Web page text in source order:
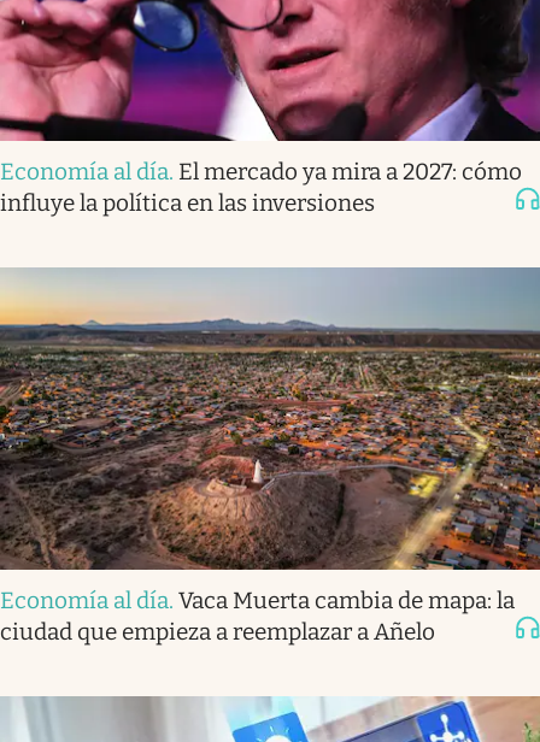
Economía al día. El mercado ya mira a 2027: cómo
influye la política en las inversiones
Economía al día. Vaca Muerta cambia de mapa: la
ciudad que empieza a reemplazar a Añelo